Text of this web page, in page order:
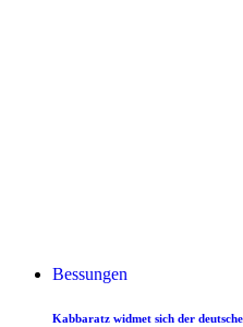
Bessungen
Kabbaratz widmet sich der